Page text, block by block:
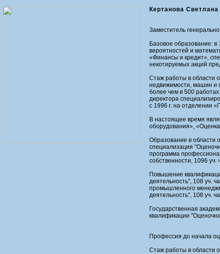
Кертанова
Заместитель
Базовое образование: в
вероятностей и
«Финансы и кредит»,
некотируемых акций
Стаж работы в области
недвижимости, машин и
более чем в 500
директора
с 1996 г. на отделении
В настоящее время
оборудования»,
Образование в области
специализация
программа
собственности, 1096
Повышение
деятельность", 108 уч.
промышленного
деятельность", 108 уч.
Государственная
квалификации
Профессия до начала
Стаж работы в области